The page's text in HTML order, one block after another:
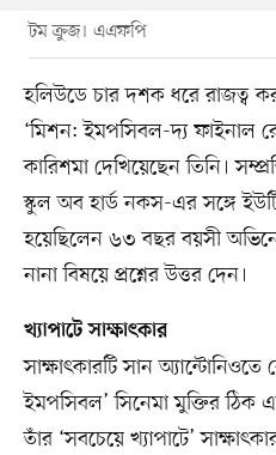
টম ক্রুজ। এএফপি
হলিউডে চার দশক ধরে রাজত্ব
‘মিশন: ইমপসিবল-দ্য ফাইনাল
কারিশমা দেখিয়েছেন তিনি।
স্কুল অব হার্ড নকস-এর সঙ্গে
হয়েছিলেন ৬৩ বছর বয়সী
নানা বিষয়ে প্রশ্নের উত্তর দেন।
খ্যাপাটে সাক্ষাৎকার
সাক্ষাৎকারটি সান
ইমপসিবল’ সিনেমা মুক্তির
তাঁর ‘সবচেয়ে খ্যাপাটে’